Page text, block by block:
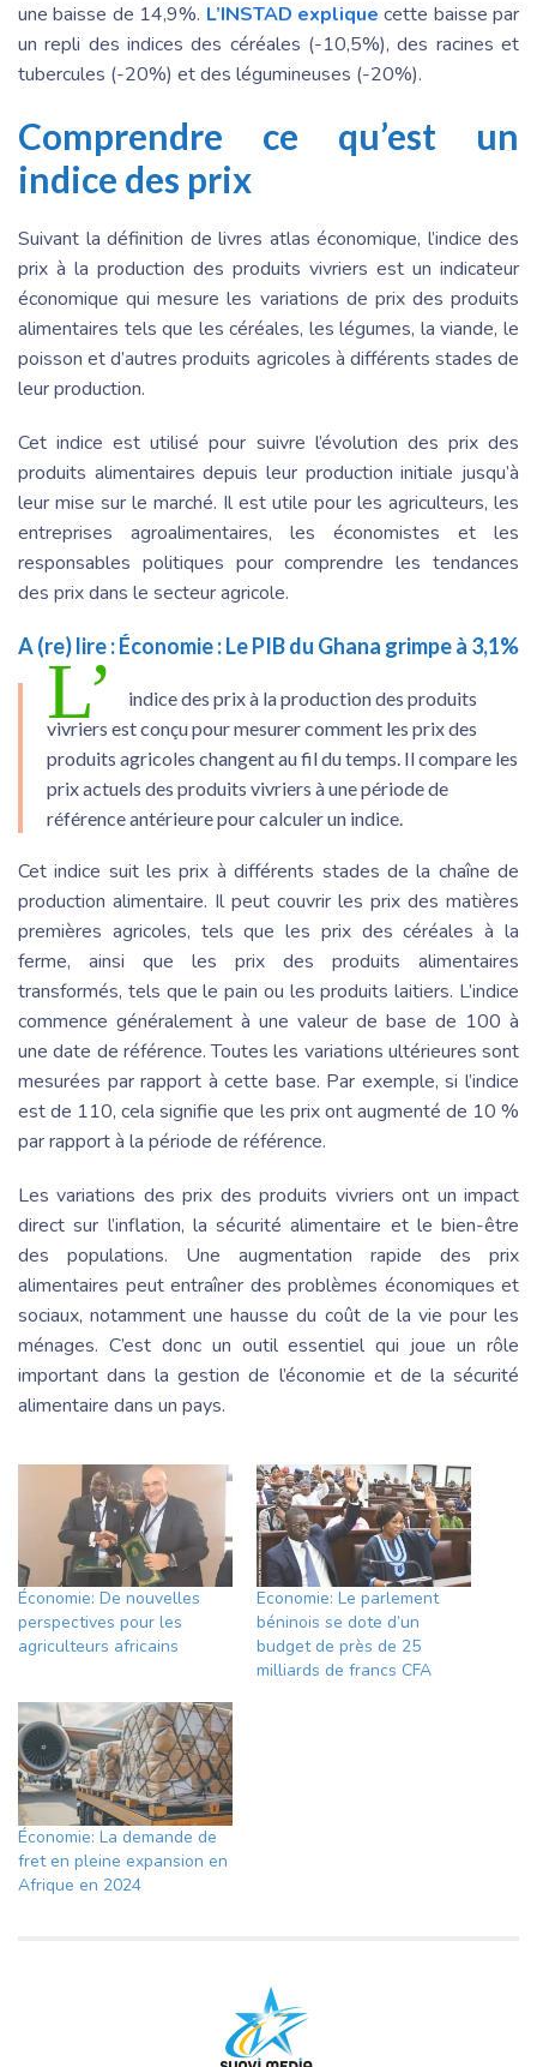
une baisse de 14,9%. L’INSTAD explique cette baisse par
un repli des indices des céréales (-10,5%), des racines et
tubercules (-20%) et des légumineuses (-20%).
Comprendre ce qu’est un
indice des prix
Suivant la définition de livres atlas économique, l’indice des
prix à la production des produits vivriers est un indicateur
économique qui mesure les variations de prix des produits
alimentaires tels que les céréales, les légumes, la viande, le
poisson et d’autres produits agricoles à différents stades de
leur production.
Cet indice est utilisé pour suivre l’évolution des prix des
produits alimentaires depuis leur production initiale jusqu’à
leur mise sur le marché. Il est utile pour les agriculteurs, les
entreprises agroalimentaires, les économistes et les
responsables politiques pour comprendre les tendances
des prix dans le secteur agricole.
A (re) lire :Économie : Le PIB du Ghana grimpe à 3,1%
L’
indice des prix à la production des produits
vivriers est conçu pour mesurer comment les prix des
produits agricoles changent au fil du temps. Il compare les
prix actuels des produits vivriers à une période de
référence antérieure pour calculer un indice.
Cet indice suit les prix à différents stades de la chaîne de
production alimentaire. Il peut couvrir les prix des matières
premières agricoles, tels que les prix des céréales à la
ferme, ainsi que les prix des produits alimentaires
transformés, tels que le pain ou les produits laitiers. L’indice
commence généralement à une valeur de base de 100 à
une date de référence. Toutes les variations ultérieures sont
mesurées par rapport à cette base. Par exemple, si l’indice
est de 110, cela signifie que les prix ont augmenté de 10 %
par rapport à la période de référence.
Les variations des prix des produits vivriers ont un impact
direct sur l’inflation, la sécurité alimentaire et le bien-être
des populations. Une augmentation rapide des prix
alimentaires peut entraîner des problèmes économiques et
sociaux, notamment une hausse du coût de la vie pour les
ménages. C’est donc un outil essentiel qui joue un rôle
important dans la gestion de l’économie et de la sécurité
alimentaire dans un pays.
Économie: De nouvelles
perspectives pour les
agriculteurs africains
Economie: Le parlement
béninois se dote d’un
budget de près de 25
milliards de francs CFA
Économie: La demande de
fret en pleine expansion en
Afrique en 2024